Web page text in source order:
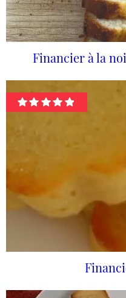
Financier à la